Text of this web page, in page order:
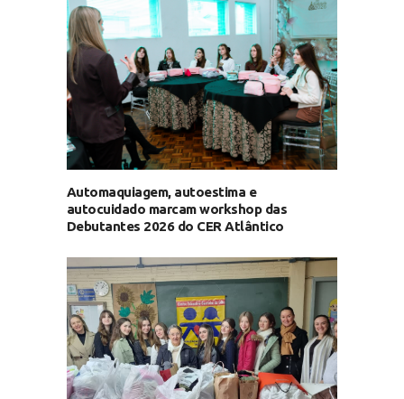
Automaquiagem, autoestima e
autocuidado marcam workshop das
Debutantes 2026 do CER Atlântico